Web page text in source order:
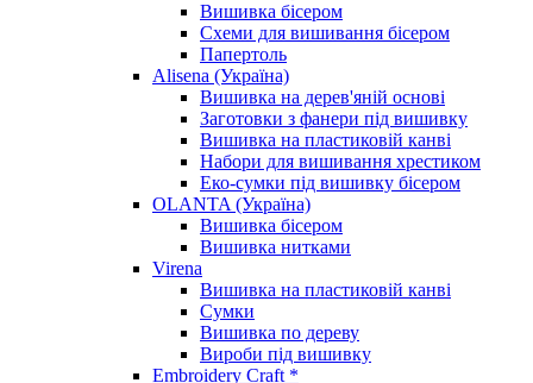
Вишивка бісером
Схеми для вишивання бісером
Папертоль
Alisena (Україна)
Вишивка на дерев'яній основі
Заготовки з фанери під вишивку
Вишивка на пластиковій канві
Набори для вишивання хрестиком
Еко-сумки під вишивку бісером
OLANTA (Україна)
Вишивка бісером
Вишивка нитками
Virena
Вишивка на пластиковій канві
Сумки
Вишивка по дереву
Вироби під вишивку
Embroidery Craft *